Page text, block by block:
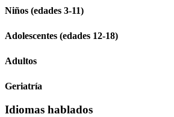
Niños (edades 3-11)
Adolescentes (edades 12-18)
Adultos
Geriatría
Idiomas hablados